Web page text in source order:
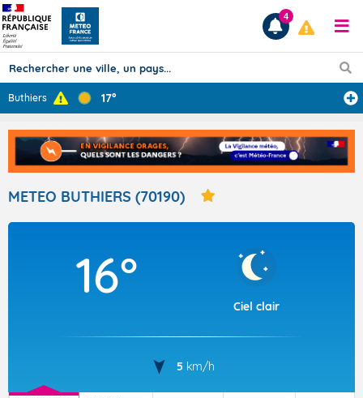
Prévisions
TOUS LES RÉSULTATS
Articles
4
Buthiers 17°
METEO BUTHIERS (70190)
16°
Ciel clair
5 km/h